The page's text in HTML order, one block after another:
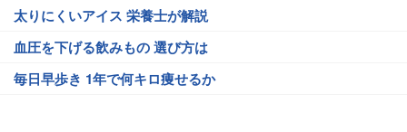
太りにくいアイス 栄養士が解説
血圧を下げる飲みもの 選び方は
毎日早歩き 1年で何キロ痩せるか